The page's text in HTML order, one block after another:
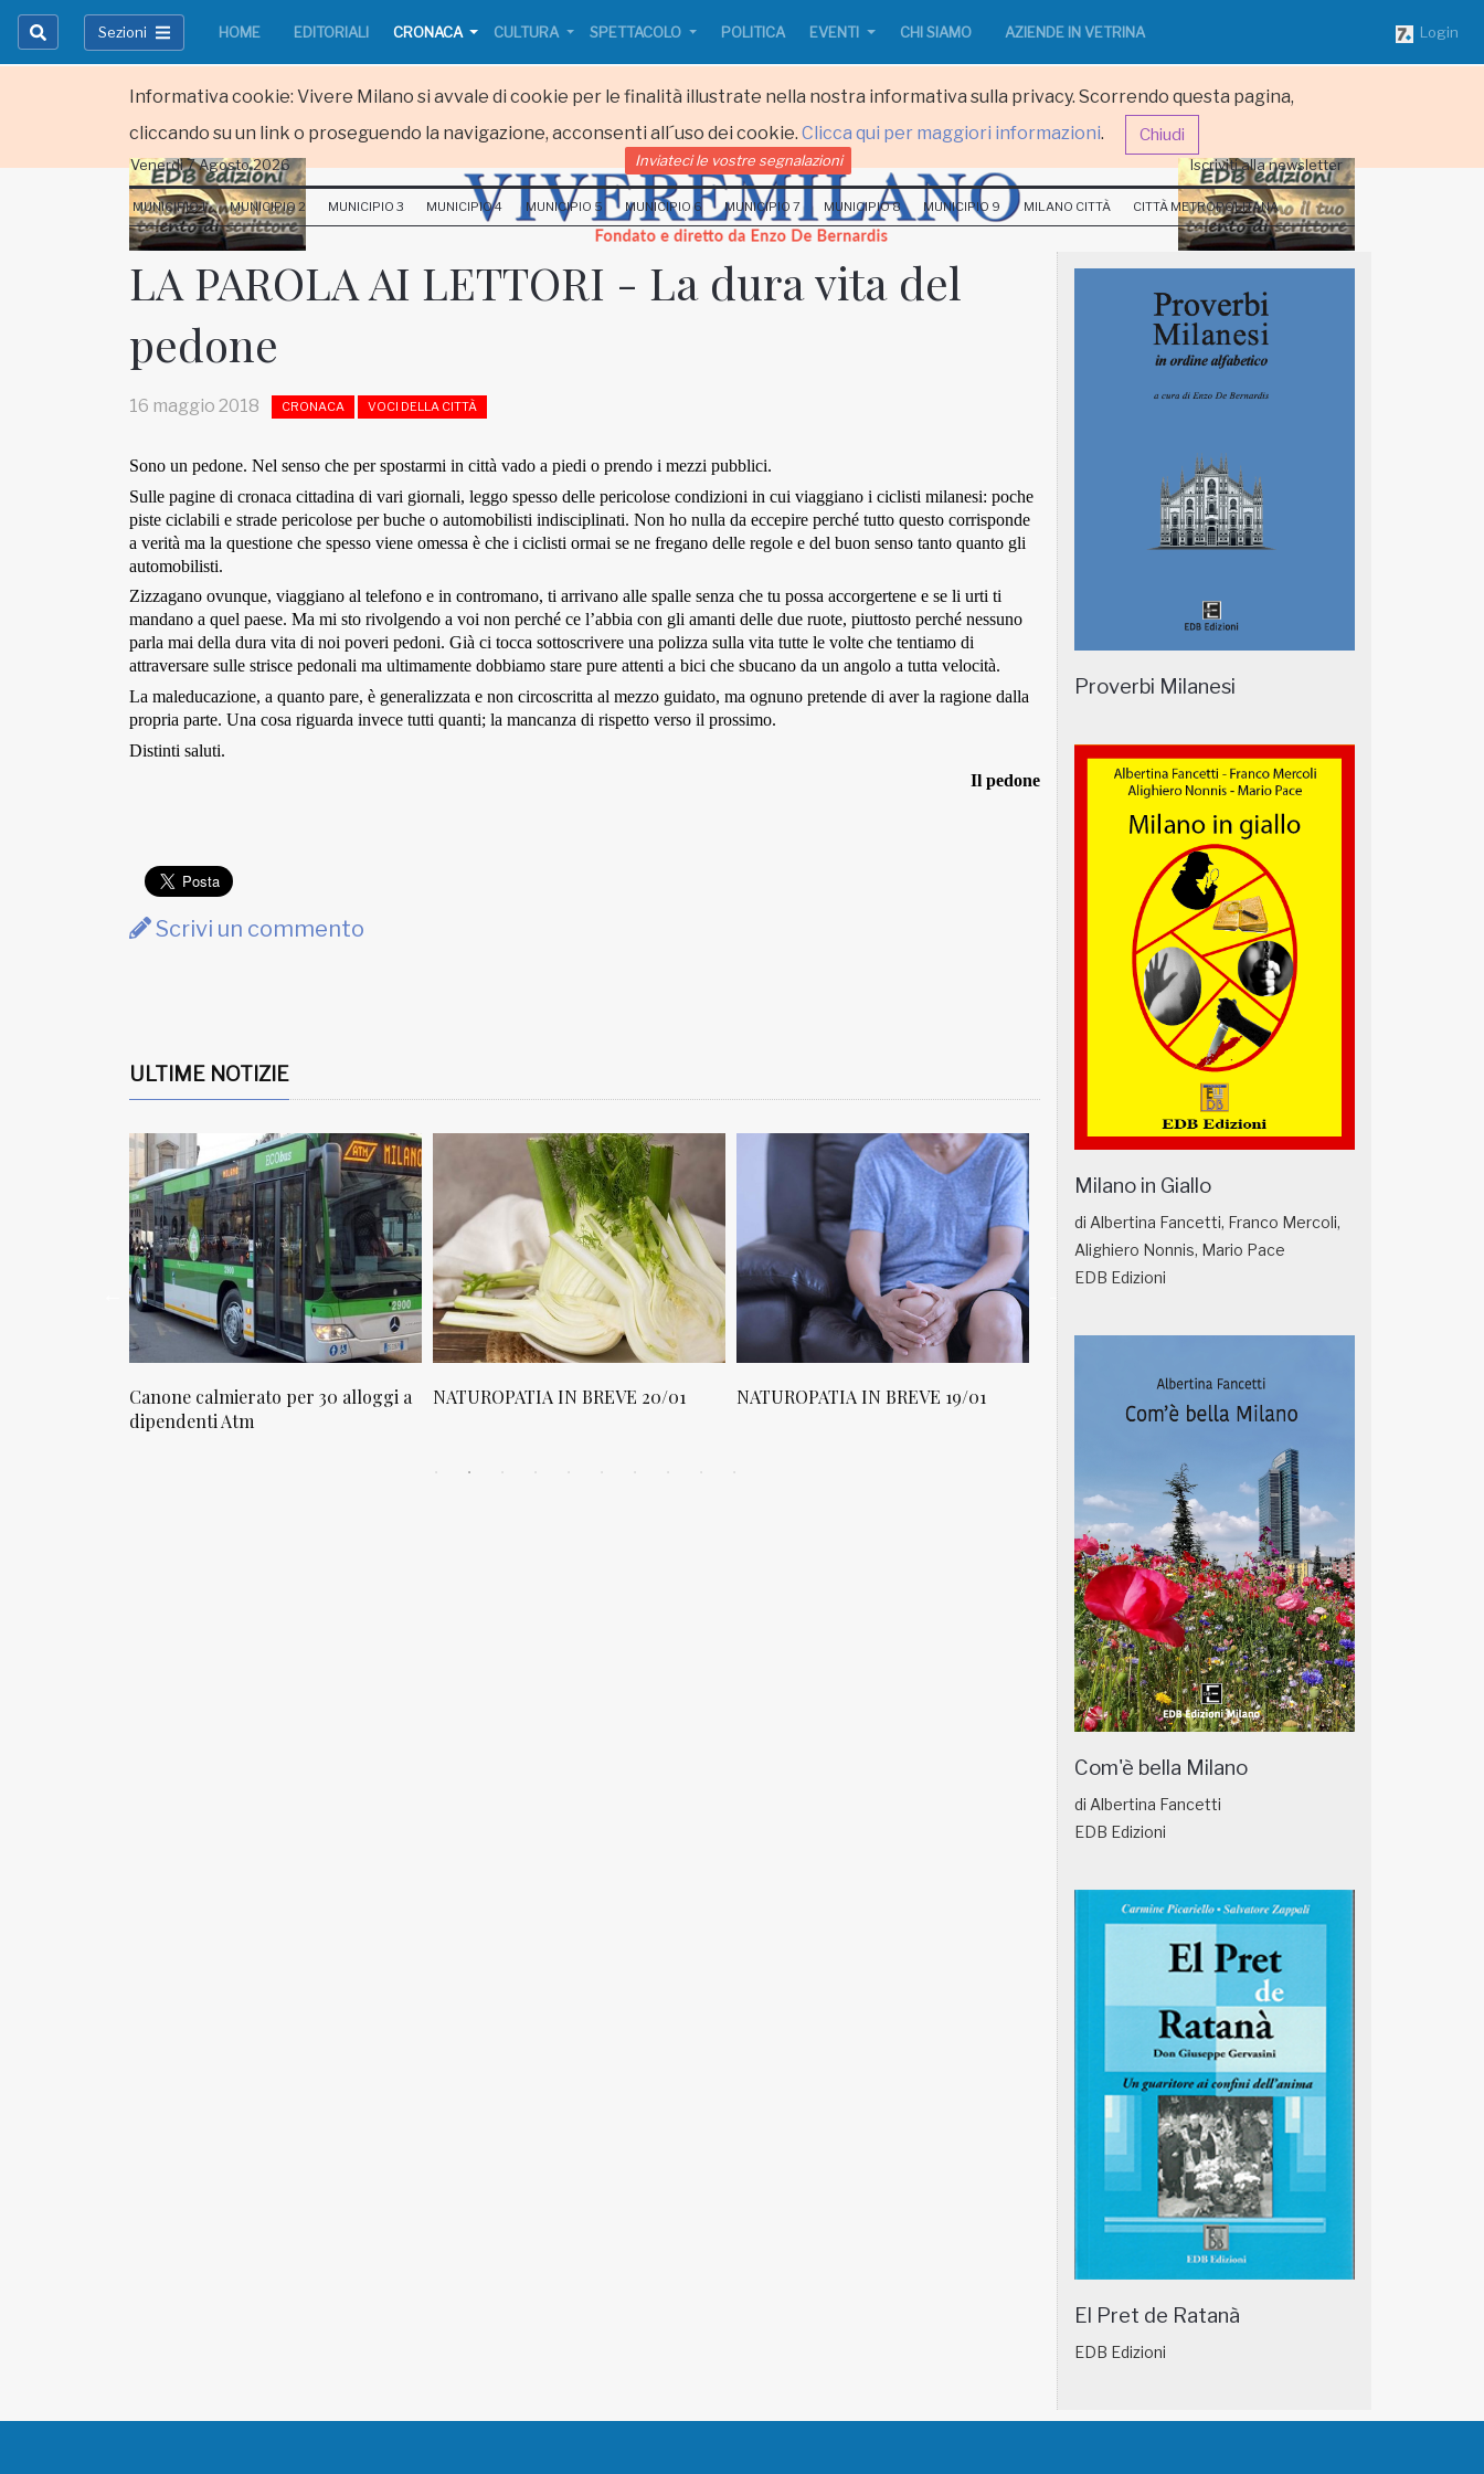
Informativa cookie: Vivere Milano si avvale di cookie per le finalità illustrate nella nostra informativa sulla privacy. Scorrendo questa pagina,
cliccando su un link o proseguendo la navigazione, acconsenti all´uso dei cookie. Clicca qui per maggiori informazioni. Chiudi
Sezioni HOME EDITORIALI CRONACA CULTURA SPETTACOLO POLITICA EVENTI CHI SIAMO AZIENDE IN VETRINA Login
Inviateci le vostre segnalazioni
Iscriviti alla newsletter
www.viveremilano.info
Fondato e diretto da Enzo De
EDB edizioni - Via Brivio angolo C.
Imbonati, 89 20159 Milano (Italia)
Informativa sulla privacy
Venerdi 7 Agosto 2026 Inviateci le vostre segnalazioni Iscriviti alla newsletter
MUNICIPIO 1 MUNICIPIO 2 MUNICIPIO 3 MUNICIPIO 4 MUNICIPIO 5 MUNICIPIO 6 MUNICIPIO 7 MUNICIPIO 8 MUNICIPIO 9 MILANO CITTÀ CITTÀ METROPOLITANA
LA PAROLA AI LETTORI - La dura vita del
pedone
16 maggio 2018 CRONACA VOCI DELLA CITTÀ
Sono un pedone. Nel senso che per spostarmi in città vado a piedi o prendo i mezzi pubblici.
Sulle pagine di cronaca cittadina di vari giornali, leggo spesso delle pericolose condizioni in cui viaggiano i ciclisti milanesi: poche
piste ciclabili e strade pericolose per buche o automobilisti indisciplinati. Non ho nulla da eccepire perché tutto questo corrisponde
a verità ma la questione che spesso viene omessa è che i ciclisti ormai se ne fregano delle regole e del buon senso tanto quanto gli
automobilisti.
Zizzagano ovunque, viaggiano al telefono e in contromano, ti arrivano alle spalle senza che tu possa accorgertene e se li urti ti
mandano a quel paese. Ma mi sto rivolgendo a voi non perché ce l’abbia con gli amanti delle due ruote, piuttosto perché nessuno
parla mai della dura vita di noi poveri pedoni. Già ci tocca sottoscrivere una polizza sulla vita tutte le volte che tentiamo di
attraversare sulle strisce pedonali ma ultimamente dobbiamo stare pure attenti a bici che sbucano da un angolo a tutta velocità.
La maleducazione, a quanto pare, è generalizzata e non circoscritta al mezzo guidato, ma ognuno pretende di aver la ragione dalla
propria parte. Una cosa riguarda invece tutti quanti; la mancanza di rispetto verso il prossimo.
Distinti saluti.
Il pedone
Scrivi un commento
ULTIME NOTIZIE
Canone calmierato per 30 alloggi a
dipendenti Atm
NATUROPATIA IN BREVE 20/01 NATUROPATIA IN BREVE 19/01 NATUROPATIA IN BREVE 18/01
Proverbi Milanesi
Milano in Giallo
di Albertina Fancetti, Franco Mercoli,
Alighiero Nonnis, Mario Pace
EDB Edizioni
Com'è bella Milano
di Albertina Fancetti
EDB Edizioni
El Pret de Ratanà
EDB Edizioni